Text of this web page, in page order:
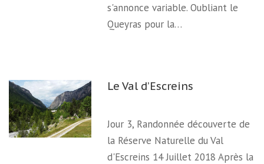
s'annonce variable. Oubliant le
Queyras pour la…
Le Val d’Escreins
Jour 3, Randonnée découverte de
la Réserve Naturelle du Val
d'Escreins 14 Juillet 2018 Après la